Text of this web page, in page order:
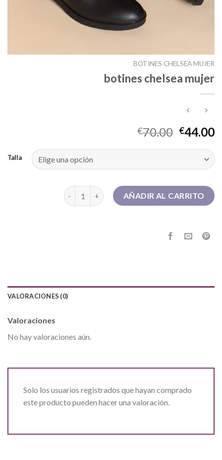
BOTINES CHELSEA MUJER
botines chelsea mujer
€70.00 €44.00
Talla
botines chelsea mujer cantidadAÑADIR AL CARRITO
VALORACIONES (0)
Valoraciones
No hay valoraciones aún.
Solo los usuarios registrados que hayan comprado
este producto pueden hacer una valoración.